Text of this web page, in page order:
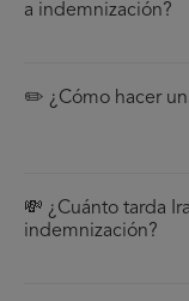
a indemnización?
✏️ ¿Cómo hacer
💸 ¿Cuánto tarda
indemnización?